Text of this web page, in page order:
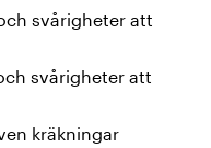
svårigheter att
svårigheter att
kräkningar